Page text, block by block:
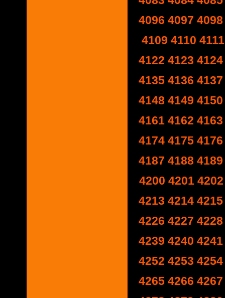
4096 4097 4098
4109 4110 4111
4122 4123 4124
4135 4136 4137
4148 4149 4150
4161 4162 4163
4174 4175 4176
4187 4188 4189
4200 4201 4202
4213 4214 4215
4226 4227 4228
4239 4240 4241
4252 4253 4254
4265 4266 4267